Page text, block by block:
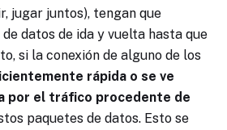
jugar juntos), tengan que
datos de ida y vuelta hasta que
si la conexión de alguno de los
rápida o se ve
por el tráfico procedente de
paquetes de datos. Esto se